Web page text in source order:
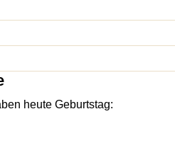
heute Geburtstag: